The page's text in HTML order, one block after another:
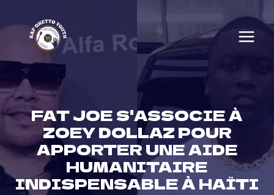
to
content
FAT JOE S'ASSOCIE À
ZOEY DOLLAZ POUR
APPORTER UNE AIDE
HUMANITAIRE
INDISPENSABLE À HAÏTI